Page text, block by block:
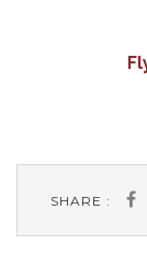
SHARE :